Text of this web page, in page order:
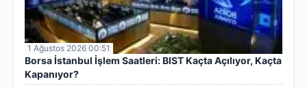
1 Ağustos 2026 00:51
Borsa İstanbul İşlem Saatleri: BIST Kaçta Açılıyor, Kaçta
Kapanıyor?